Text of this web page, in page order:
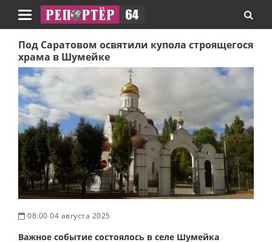
Навигация
Под Саратовом освятили купола строящегося
храма в Шумейке
08:00 04 августа 2025
Важное событие состоялось в селе Шумейка